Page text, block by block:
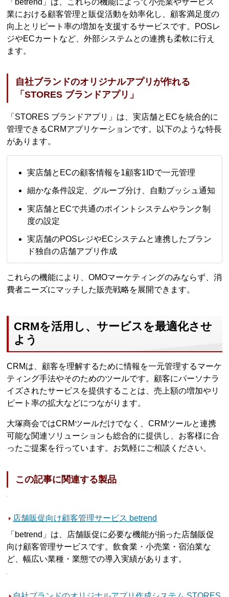
業における顧客管理と販促活動を効率化し、顧客満足度の
向上とリピート率の増加を支援するサービスです。POSレ
ジやECカートなど、外部システムとの連携も柔軟に行え
ます。
自社ブランドのオリジナルアプリが作れる
「STORES ブランドアプリ」
「STORES ブランドアプリ」は、実店舗とECを統合的に
管理できるCRMアプリケーションです。以下のような特長
があります。
実店舗とECの顧客情報を1顧客1IDで一元管理
細かな条件設定、グループ分け、自動プッシュ通知
実店舗とECで共通のポイントシステムやランク制
度の設定
実店舗のPOSレジやECシステムと連携したブラン
ド独自の店舗アプリ作成
これらの機能により、OMOマーケティングのみならず、消
費者ニーズにマッチした販売戦略を展開できます。
CRMを活用し、サービスを最適化させ
よう
CRMは、顧客を理解するために情報を一元管理するマーケ
ティング手法やそのためのツールです。顧客にパーソナラ
イズされたサービスを提供することは、売上額の増加やリ
ピート率の拡大などにつながります。
大塚商会ではCRMツールだけでなく、CRMツールと連携
可能な関連ソリューションも総合的に提供し、お客様に合
ったご提案を行っています。お気軽にご相談ください。
この記事に関連する製品
店舗販促向け顧客管理サービス betrend
「betrend」は、店舗販促に必要な機能が揃った店舗販促
向け顧客管理サービスです。飲食業・小売業・宿泊業な
ど、幅広い業種・業態での導入実績があります。